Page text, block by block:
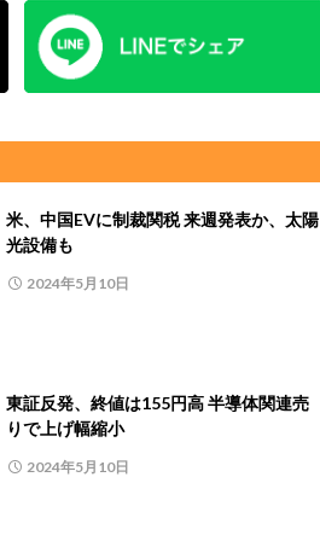
米、中国EVに制裁関税 来週発表か、太陽
光設備も
2024年5月10日
東証反発、終値は155円高 半導体関連売
りで上げ幅縮小
2024年5月10日